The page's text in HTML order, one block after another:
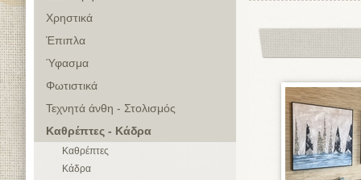
Χρηστικά
Έπιπλα
Ύφασμα
Φωτιστικά
Τεχνητά άνθη - Στολισμός
Καθρέπτες - Κάδρα
Καθρέπτες
Κάδρα